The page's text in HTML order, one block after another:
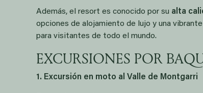
Además, el resort es conocido por su alta
opciones de alojamiento de lujo y una
para visitantes de todo el mundo.
EXCURSIONES POR
1. Excursión en moto al Valle de Montgarri